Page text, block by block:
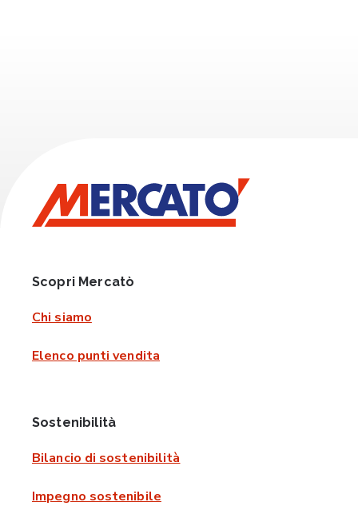
Scopri Mercatò
Chi siamo
Elenco punti vendita
Sostenibilità
Bilancio di sostenibilità
Impegno sostenibile